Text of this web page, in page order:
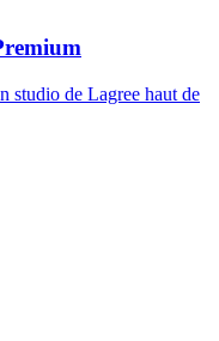
studio de Lagree haut de